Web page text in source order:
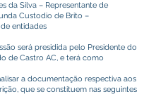
da Silva – Representante de
Custodio de Brito –
entidades
será presidida pelo Presidente do
de Castro AC, e terá como
a documentação respectiva aos
que se constituem nas seguintes